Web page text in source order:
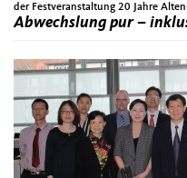
der Festveranstaltung 20 Jahre
Abwechslung pur –